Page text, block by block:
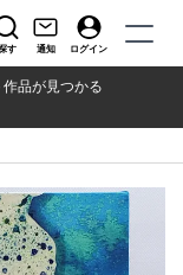
す 通知 ログイン
品が見つかる